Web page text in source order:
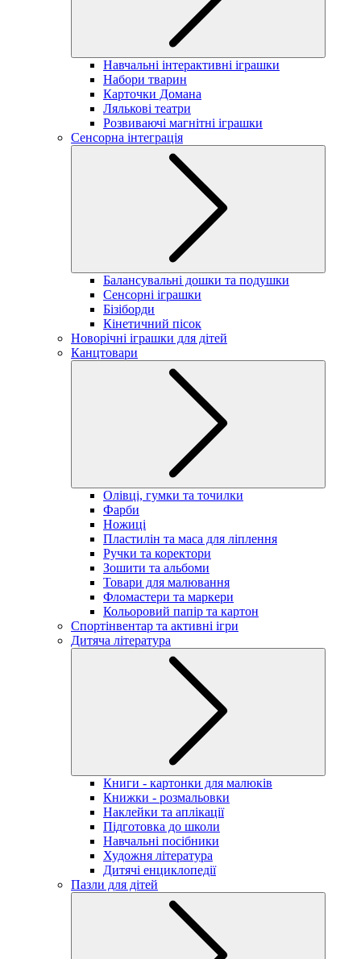
Навчальні інтерактивні іграшки
Набори тварин
Карточки Домана
Лялькові театри
Розвиваючі магнітні іграшки
Сенсорна інтеграція
Балансувальні дошки та подушки
Сенсорні іграшки
Бізіборди
Кінетичний пісок
Новорічні іграшки для дітей
Канцтовари
Олівці, гумки та точилки
Фарби
Ножиці
Пластилін та маса для ліплення
Ручки та коректори
Зошити та альбоми
Товари для малювання
Фломастери та маркери
Кольоровий папір та картон
Спортінвентар та активні ігри
Дитяча література
Книги - картонки для малюків
Книжки - розмальовки
Наклейки та аплікації
Підготовка до школи
Навчальні посібники
Художня література
Дитячі енциклопедії
Пазли для дітей